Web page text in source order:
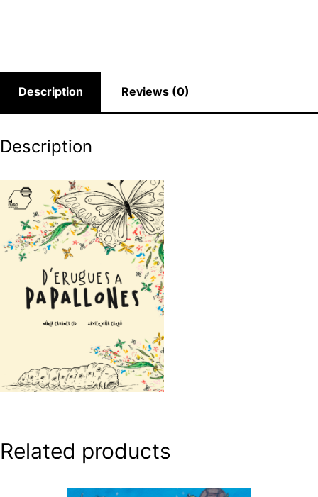
Description Reviews (0)
Description
Related products